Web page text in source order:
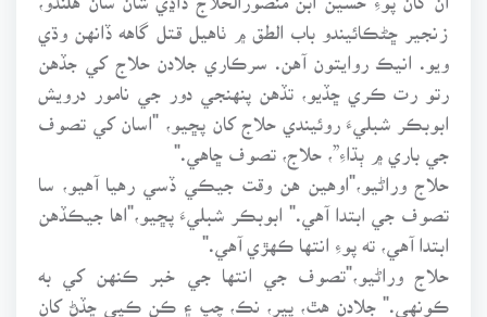
زنجير ڇڻڪائيندو باب الطق ۾ ٺاهيل قتل گاهه ڏانهن وڌي
ويو. انيڪ روايتون آهن. سرڪاري جلادن حلاج کي جڏهن
رتو رت ڪري ڇڏيو، تڏهن پنهنجي دور جي نامور درويش
ابوبڪر شبليءَ روئيندي حلاج کان پڇيو، "اسان کي تصوف
جي باري ۾ ٻڌاءِ”، حلاج، تصوف ڇاهي."
حلاج وراڻيو،"اوهين هن وقت جيڪي ڏسي رهيا آهيو، سا
تصوف جي ابتدا آهي." ابوبڪر شبليءَ پڇيو،"اها جيڪڏهن
ابتدا آهي، ته پوءِ انتها ڪهڙي آهي."
حلاج وراڻيو،"تصوف جي انتها جي خبر ڪنهن کي به
ڪونهي." جلادن هٿ، پير، نڪ، چپ ۽ ڪن ڪپي ڇڏڻ کان